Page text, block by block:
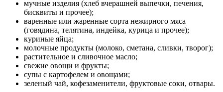
мучные изделия (хлеб вчерашней выпечки, печения,
бисквиты и прочее);
варенные или жаренные сорта нежирного мяса
(говядина, телятина, индейка, курица и прочее);
куриные яйца;
молочные продукты (молоко, сметана, сливки, творог);
растительное и сливочное масло;
свежие овощи и фрукты;
супы с картофелем и овощами;
зеленый чай, кофезаменители, фруктовые соки, отвары.